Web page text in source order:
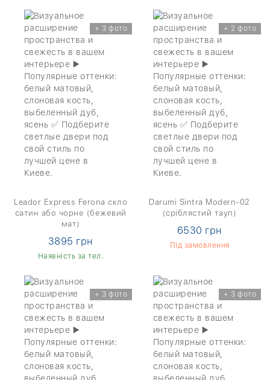
+ 3 фото
Leador Express Ferona скло
сатин або чорне (бежевий
мат)
3895 грн
Наявність за тел.
+ 2 фото
Darumi Sintra Modern-02
(сріблястий тауп)
6530 грн
Під замовлення
+ 3 фото + 3 фото